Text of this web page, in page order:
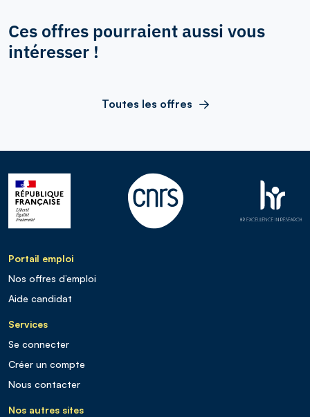
Ces offres pourraient aussi vous
intéresser !
Toutes les offres
Portail emploi
Nos offres d’emploi
Aide candidat
Services
Se connecter
Créer un compte
Nous contacter
Nos autres sites